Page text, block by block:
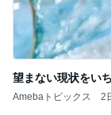
望まない現状をい
Amebaトピックス 2